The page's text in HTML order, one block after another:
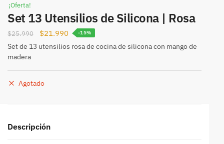
¡Oferta!
Set 13 Utensilios de Silicona | Rosa
$25.990 $21.990 -15%
Set de 13 utensilios rosa de cocina de silicona con mango de
madera
Agotado
Descripción